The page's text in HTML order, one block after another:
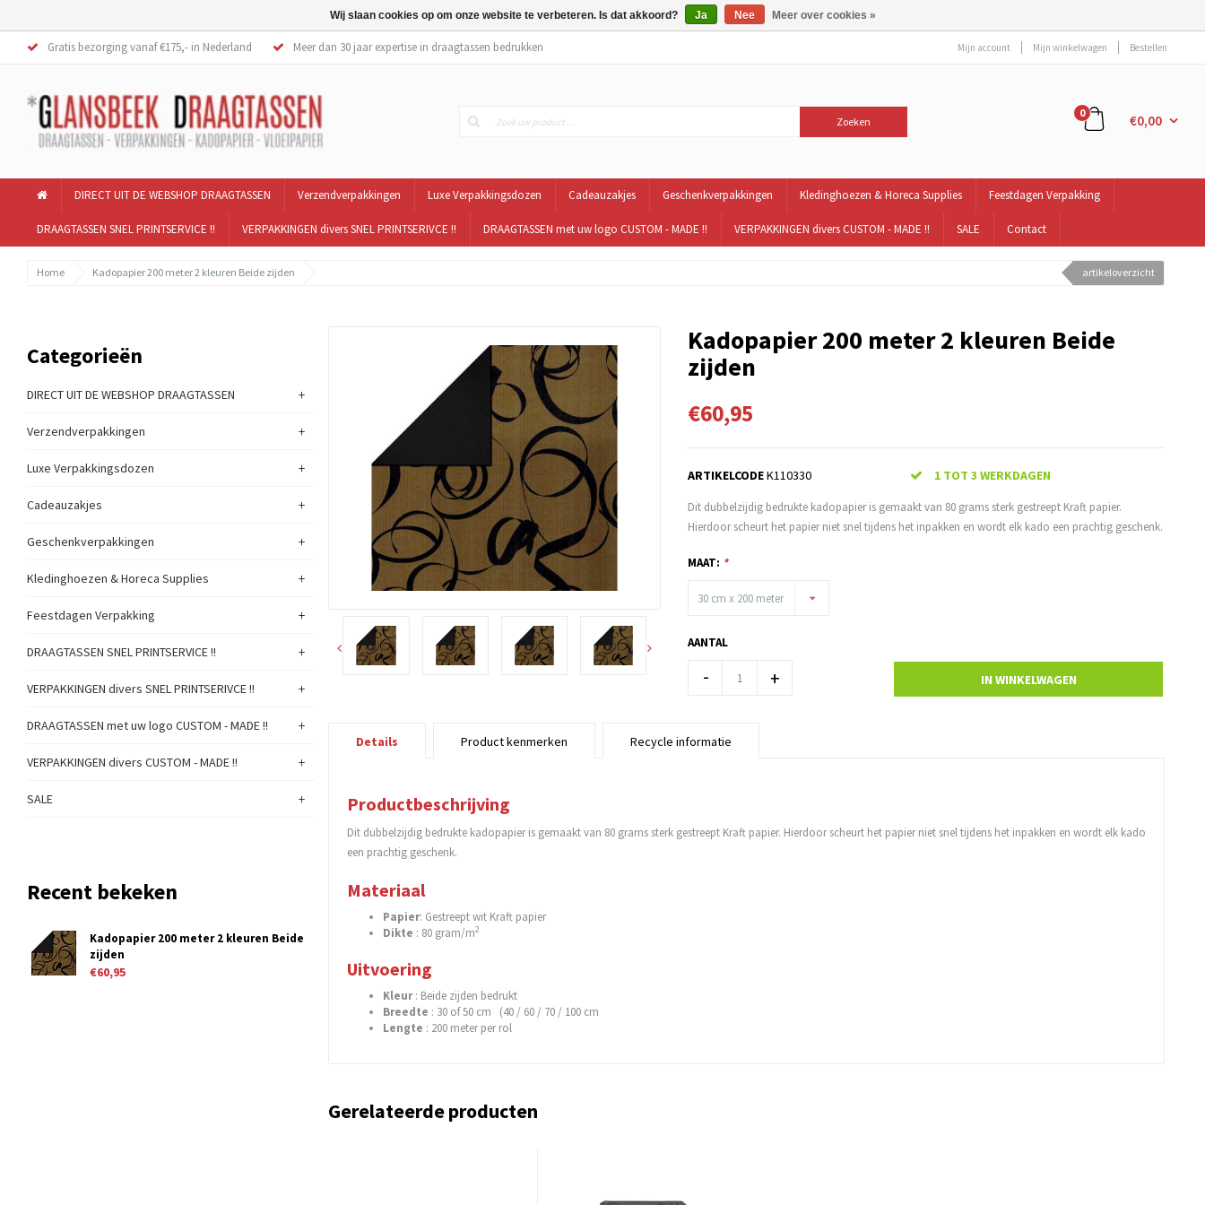
Gratis bezorging vanaf €175,- in Nederland Meer dan 30 jaar expertise in draagtassen bedrukken Mijn account Mijn winkelwagen Bestellen
Zoeken
0 €0,00
DIRECT UIT DE WEBSHOP DRAAGTASSEN Verzendverpakkingen Luxe Verpakkingsdozen Cadeauzakjes Geschenkverpakkingen Kledinghoezen & Horeca Supplies Feestdagen Verpakking
DRAAGTASSEN SNEL PRINTSERVICE !! VERPAKKINGEN divers SNEL PRINTSERIVCE !! DRAAGTASSEN met uw logo CUSTOM - MADE !! VERPAKKINGEN divers CUSTOM - MADE !! SALE Contact
Home Kadopapier 200 meter 2 kleuren Beide zijden artikeloverzicht
Categorieën
DIRECT UIT DE WEBSHOP DRAAGTASSEN +
Verzendverpakkingen +
Luxe Verpakkingsdozen +
Cadeauzakjes +
Geschenkverpakkingen +
Kledinghoezen & Horeca Supplies +
Feestdagen Verpakking +
DRAAGTASSEN SNEL PRINTSERVICE !! +
VERPAKKINGEN divers SNEL PRINTSERIVCE !! +
DRAAGTASSEN met uw logo CUSTOM - MADE !! +
VERPAKKINGEN divers CUSTOM - MADE !! +
SALE +
Recent bekeken
Kadopapier 200 meter 2 kleuren Beide
zijden
€60,95
Kadopapier 200 meter 2 kleuren Beide
zijden
€60,95
ARTIKELCODEK110330 1 TOT 3 WERKDAGEN
Dit dubbelzijdig bedrukte kadopapier is gemaakt van 80 grams sterk gestreept Kraft papier.
Hierdoor scheurt het papier niet snel tijdens het inpakken en wordt elk kado een prachtig geschenk.
MAAT: *
30 cm x 200 meter
AANTAL
- + IN WINKELWAGEN
Details Product kenmerken Recycle informatie
Productbeschrijving
Dit dubbelzijdig bedrukte kadopapier is gemaakt van 80 grams sterk gestreept Kraft papier. Hierdoor scheurt het papier niet snel tijdens het inpakken en wordt elk kado
een prachtig geschenk.
Materiaal
Papier: Gestreept wit Kraft papier
Dikte : 80 gram/m2
Uitvoering
Kleur: Beide zijden bedrukt
Breedte : 30 of 50 cm (40 / 60 / 70 / 100 cm
Lengte : 200 meter per rol
Gerelateerde producten
Wij slaan cookies op om onze website te verbeteren. Is dat akkoord? Ja Nee Meer over cookies »